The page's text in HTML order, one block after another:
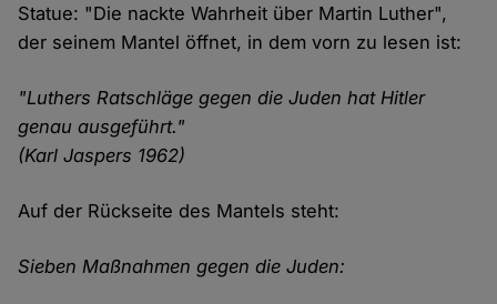
Statue: "Die nackte Wahrheit über Martin Luther",
der seinem Mantel öffnet, in dem vorn zu lesen ist:
"Luthers Ratschläge gegen die Juden hat Hitler
genau ausgeführt."
(Karl Jaspers 1962)
Auf der Rückseite des Mantels steht:
Sieben Maßnahmen gegen die Juden: